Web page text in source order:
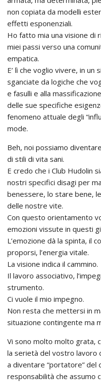
non copiata da modelli
effetti esponenziali.
Ho fatto mia una visione di
miei passi verso una
empatica.
E’ lì che voglio vivere, in
sganciate da logiche che
e fasulli e alla
delle sue specifiche
fenomeno attuale degli
mode.
Beh, noi possiamo
di stili di vita sani.
E credo che i Club Hudolin
nostri specifici disagi per
benessere, lo stare bene,
delle nostre vite.
Con questo orientamento
emozioni vissute in questi
L’emozione dà la spinta, il
proporsi, l’energia vitale.
La visione indica il cammino.
Il lavoro associativo,
strumento.
Ci vuole il mio impegno.
Non resta che mettersi in
situazione contingente ma
Vi sono molto molto grata,
la serietà del vostro lavoro
a diventare “portatore” del
responsabilità che assumo